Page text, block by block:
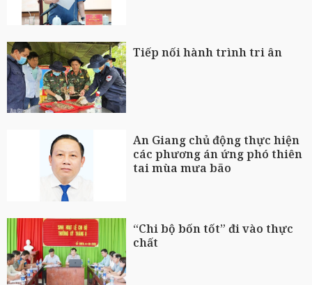
Tiếp nối hành trình tri ân
An Giang chủ động thực hiện
các phương án ứng phó thiên
tai mùa mưa bão
“Chi bộ bốn tốt” đi vào thực
chất